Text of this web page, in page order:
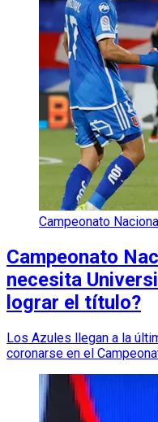
Campeonato
Campeonato
necesita
lograr el título?
Los Azules llegan a la
coronarse en el